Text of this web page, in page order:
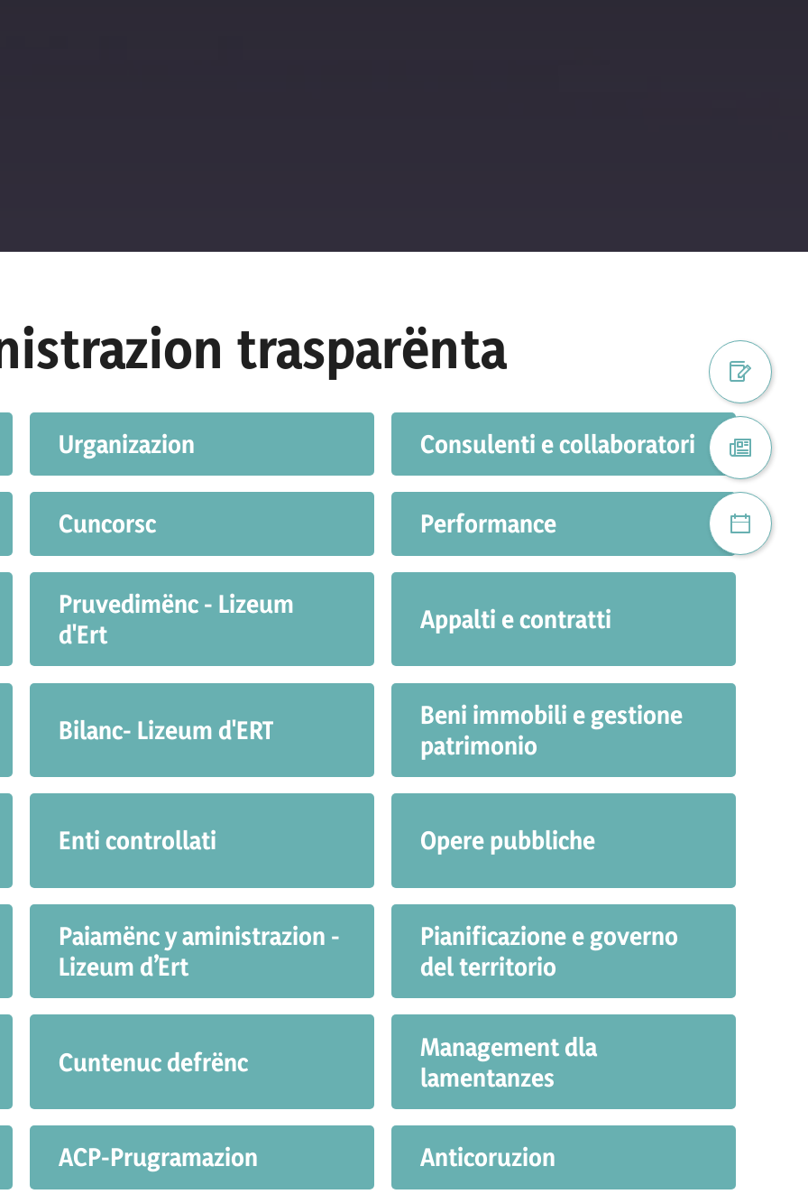
Register
Atuel
Proiec
trasparënta
Urganizazion Consulenti e collaboratori
Cuncorsc Performance
Pruvedimënc - Lizeum
d'Ert
Appalti e contratti
Bilanc- Lizeum d'ERT
Beni immobili e gestione
patrimonio
Enti controllati Opere pubbliche
Paiamënc y aministrazion -
Lizeum d’Ert
Pianificazione e governo
del territorio
Cuntenuc defrënc
Management dla
lamentanzes
ACP-Prugramazion Anticoruzion